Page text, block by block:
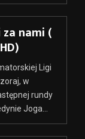
nami (
Ligi
w
rundy
Joga...